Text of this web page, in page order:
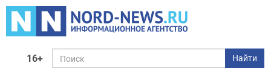
16+ Найти